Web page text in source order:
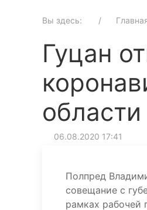
Вы здесь:
Гуцан
области
06.08.2020 17:41
Полпред
совещание с
рамках рабочей